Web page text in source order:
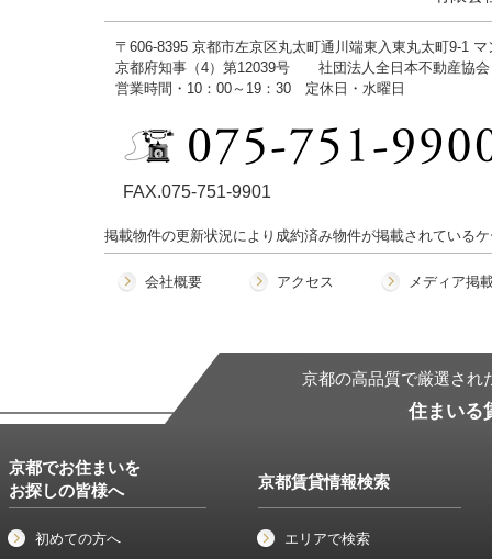
〒606-8395 京都市左京区丸太町通川端東入東丸太町9-1
京都府知事（4）第12039号 社団法人全日本不動産協会
営業時間・10：00～19：30 定休日・水曜日
FAX.075-751-9901
掲載物件の更新状況により成約済み物件が掲載されている
会社概要 アクセス メディア掲
住まいる
京都の高品質で厳選され
京都でお住まいを
お探しの皆様へ
初めての方へ
京都賃貸情報検索
エリアで検索